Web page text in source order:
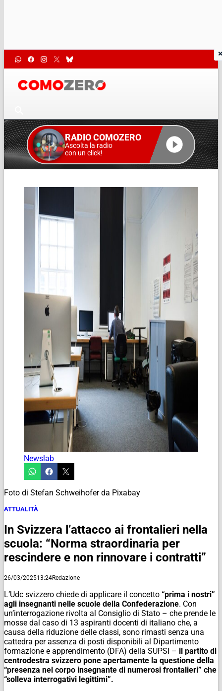
RADIO COMOZERO
Ascolta la radio
con un click!
Newslab
Foto di Stefan Schweihofer da Pixabay
ATTUALITÀ
In Svizzera l’attacco ai frontalieri nella
scuola: “Norma straordinaria per
rescindere e non rinnovare i contratti”
26/03/202513:24Redazione
L’Udc svizzero chiede di applicare il concetto “prima i nostri”
agli insegnanti nelle scuole della Confederazione. Con
un’interrogazione rivolta al Consiglio di Stato – che prende le
mosse dal caso di 13 aspiranti docenti di italiano che, a
causa della riduzione delle classi, sono rimasti senza una
cattedra per assenza di posti disponibili al Dipartimento
formazione e apprendimento (DFA) della SUPSI – il partito di
centrodestra svizzero pone apertamente la questione della
“presenza nel corpo insegnante di numerosi frontalieri” che
“solleva interrogativi legittimi”.